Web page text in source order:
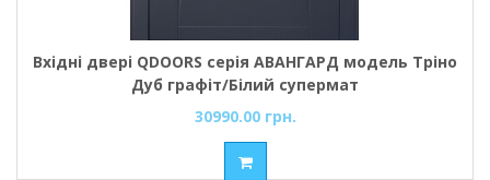
Вхідні двері QDOORS серія АВАНГАРД модель Тріно
Дуб графіт/Білий супермат
30990.00 грн.